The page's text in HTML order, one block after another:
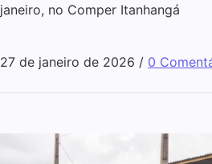
janeiro, no Comper Itanhangá
27 de janeiro de 2026 / 0